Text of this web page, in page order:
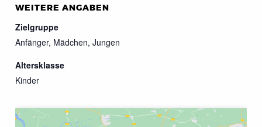
WEITERE ANGABEN
Zielgruppe
Anfänger, Mädchen, Jungen
Altersklasse
Kinder